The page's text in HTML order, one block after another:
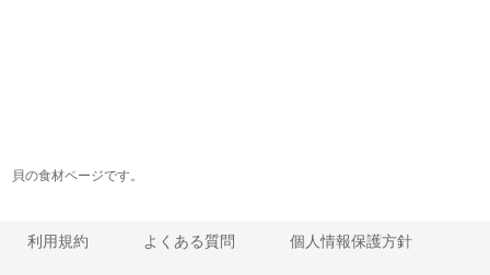
貝の食材ページです。
利用規約 よくある質問 個人情報保護方針